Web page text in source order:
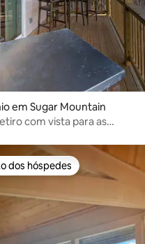
em Sugar Mountain
com vista para as
dos hóspedes mais apreciados
dos hóspedes